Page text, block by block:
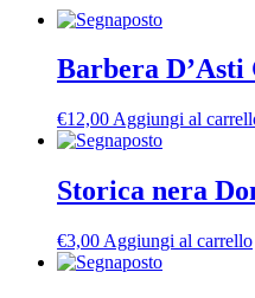
Barbera
€12,00 Aggiungi al
Storica nera
€3,00 Aggiungi al carrello